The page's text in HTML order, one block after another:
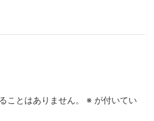
ことはありません。 ※ が付いてい